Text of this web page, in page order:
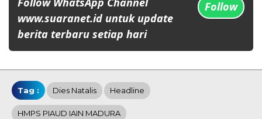
www.suaranet.id untuk update
berita terbaru setiap hari
Follow
Tag : Dies Natalis Headline
HMPS PIAUD IAIN MADURA